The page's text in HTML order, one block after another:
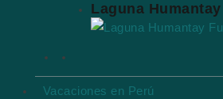
Laguna
Vacaciones en Perú